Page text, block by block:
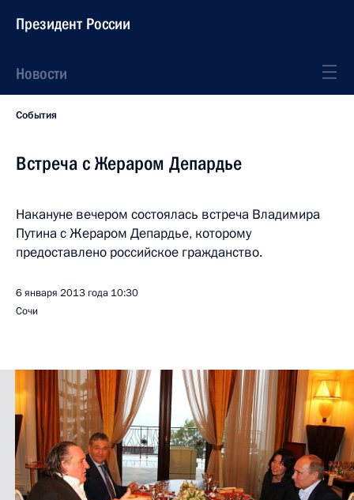
Президент России
Новости
События
Встреча с Жераром Депардье
Накануне вечером состоялась встреча Владимира
Путина с Жераром Депардье, которому
предоставлено российское гражданство.
6 января 2013 года 10:30
Сочи